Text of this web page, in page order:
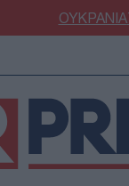
ΟΥΚΡΑΝΙΑ